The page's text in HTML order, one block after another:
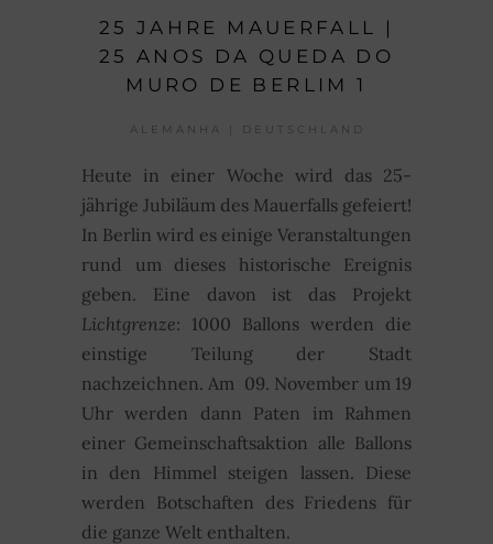
25 JAHRE MAUERFALL |
25 ANOS DA QUEDA DO
MURO DE BERLIM 1
ALEMANHA | DEUTSCHLAND
Heute in einer Woche wird das 25-
jährige Jubiläum des Mauerfalls gefeiert!
In Berlin wird es einige Veranstaltungen
rund um dieses historische Ereignis
geben. Eine davon ist das Projekt
Lichtgrenze: 1000 Ballons werden die
einstige Teilung der Stadt
nachzeichnen. Am 09. November um 19
Uhr werden dann Paten im Rahmen
einer Gemeinschaftsaktion alle Ballons
in den Himmel steigen lassen. Diese
werden Botschaften des Friedens für
die ganze Welt enthalten.